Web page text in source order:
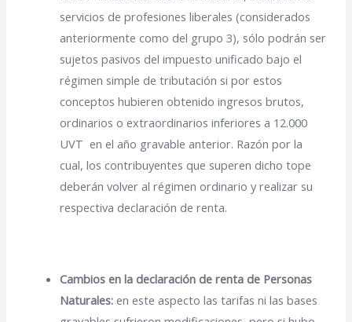
servicios de profesiones liberales (considerados
anteriormente como del grupo 3), sólo podrán ser
sujetos pasivos del impuesto unificado bajo el
régimen simple de tributación si por estos
conceptos hubieren obtenido ingresos brutos,
ordinarios o extraordinarios inferiores a 12.000
UVT en el año gravable anterior. Razón por la
cual, los contribuyentes que superen dicho tope
deberán volver al régimen ordinario y realizar su
respectiva declaración de renta.
Cambios en la declaración de renta de Personas
Naturales: en este aspecto las tarifas ni las bases